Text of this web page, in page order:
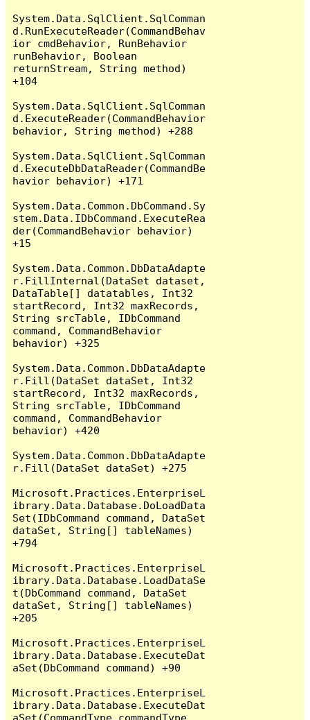
System.Data.SqlClient.SqlComman
d.RunExecuteReader(CommandBehav
ior cmdBehavior, RunBehavior
runBehavior, Boolean
returnStream, String method)
+104
System.Data.SqlClient.SqlComman
d.ExecuteReader(CommandBehavior
behavior, String method) +288
System.Data.SqlClient.SqlComman
d.ExecuteDbDataReader(CommandBe
havior behavior) +171
System.Data.Common.DbCommand.Sy
stem.Data.IDbCommand.ExecuteRea
der(CommandBehavior behavior)
+15
System.Data.Common.DbDataAdapte
r.FillInternal(DataSet dataset,
DataTable[] datatables, Int32
startRecord, Int32 maxRecords,
String srcTable, IDbCommand
command, CommandBehavior
behavior) +325
System.Data.Common.DbDataAdapte
r.Fill(DataSet dataSet, Int32
startRecord, Int32 maxRecords,
String srcTable, IDbCommand
command, CommandBehavior
behavior) +420
System.Data.Common.DbDataAdapte
r.Fill(DataSet dataSet) +275
Microsoft.Practices.EnterpriseL
ibrary.Data.Database.DoLoadData
Set(IDbCommand command, DataSet
dataSet, String[] tableNames)
+794
Microsoft.Practices.EnterpriseL
ibrary.Data.Database.LoadDataSe
t(DbCommand command, DataSet
dataSet, String[] tableNames)
+205
Microsoft.Practices.EnterpriseL
ibrary.Data.Database.ExecuteDat
aSet(DbCommand command) +90
Microsoft.Practices.EnterpriseL
ibrary.Data.Database.ExecuteDat
aSet(CommandType commandType,